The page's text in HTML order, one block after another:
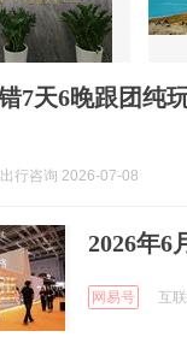
7天6晚跟团纯
行咨询 2026-07-08
2026年6
网易号 互